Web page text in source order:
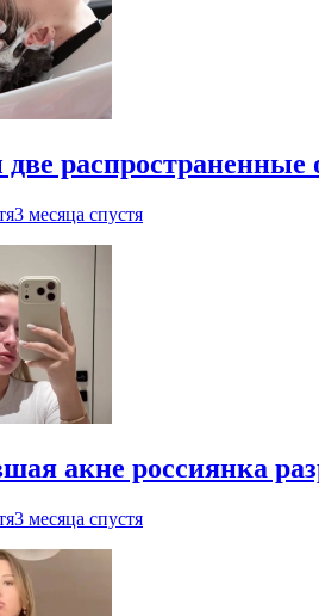
3 месяца спустя
акне россиянка
3 месяца спустя